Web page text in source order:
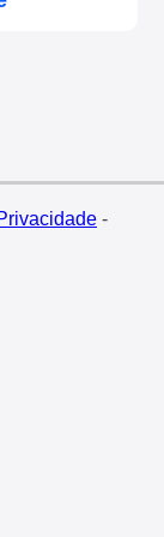
-